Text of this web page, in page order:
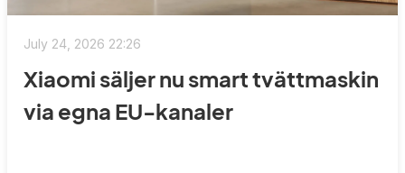
July 24, 2026 22:26
Xiaomi säljer nu smart tvättmaskin
via egna EU-kanaler